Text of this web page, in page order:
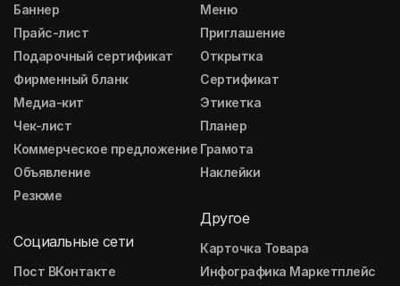
Баннер
Прайс-лист
Подарочный сертификат
Фирменный бланк
Медиа-кит
Чек-лист
Коммерческое предложение
Объявление
Резюме
Социальные сети
Пост ВКонтакте
Меню
Приглашение
Открытка
Сертификат
Этикетка
Планер
Грамота
Наклейки
Другое
Карточка Товара
Инфографика Маркетплейс